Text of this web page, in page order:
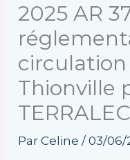
2025 AR
Thionville
TERRALEC
ParCeline/03/06/